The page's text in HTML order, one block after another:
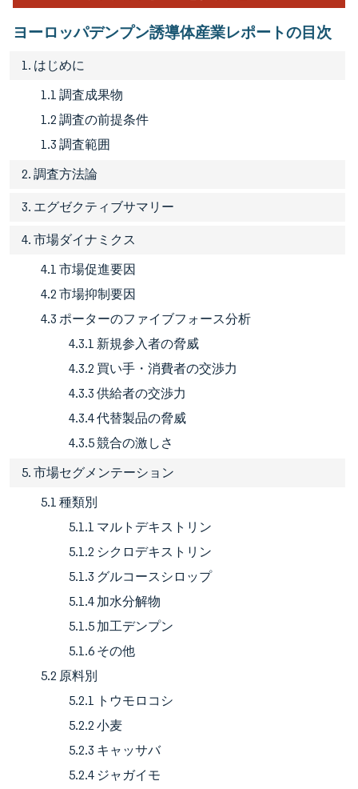
ヨーロッパデンプン誘導体産業レポートの目次
1. はじめに
1.1 調査成果物
1.2 調査の前提条件
1.3 調査範囲
2. 調査方法論
3. エグゼクティブサマリー
4. 市場ダイナミクス
4.1 市場促進要因
4.2 市場抑制要因
4.3 ポーターのファイブフォース分析
4.3.1 新規参入者の脅威
4.3.2 買い手・消費者の交渉力
4.3.3 供給者の交渉力
4.3.4 代替製品の脅威
4.3.5 競合の激しさ
5. 市場セグメンテーション
5.1 種類別
5.1.1 マルトデキストリン
5.1.2 シクロデキストリン
5.1.3 グルコースシロップ
5.1.4 加水分解物
5.1.5 加工デンプン
5.1.6 その他
5.2 原料別
5.2.1 トウモロコシ
5.2.2 小麦
5.2.3 キャッサバ
5.2.4 ジャガイモ